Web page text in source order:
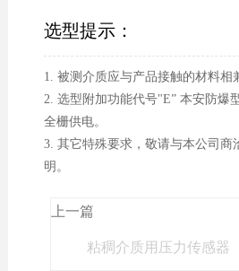
选型提示：
1. 被测介质应与产品接触的材料相
2. 选型附加功能代号"E” 本安防爆
全栅供电。
3. 其它特殊要求，敬请与本公司商
明。
上一篇
粘稠介质用压力传感器